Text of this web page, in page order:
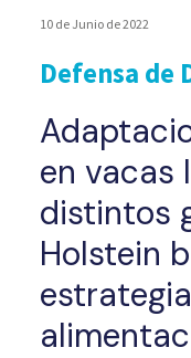
10 de Junio de 2022
Defensa de
en vacas
distintos
Holstein